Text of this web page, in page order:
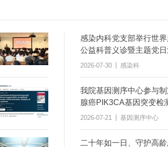
感染内科党支部举行世界
公益科普义诊暨主题党
2026-07-30 感染科
我院基因测序中心参与
腺癌PIK3CA基因突变检
范》团体标准
2026-07-21 基因测序中心
二十年如一日、守护高